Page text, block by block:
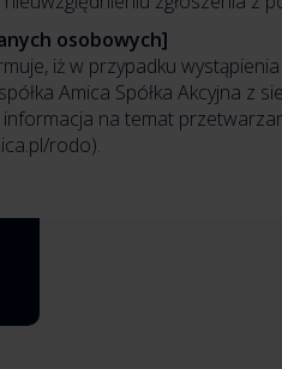
osobowych]
iż w przypadku
Amica Spółka Akcyjna z
informacja na temat
rodo).